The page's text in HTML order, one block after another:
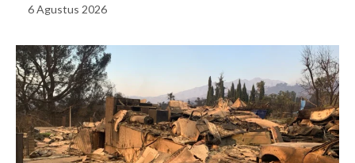
6 Agustus 2026